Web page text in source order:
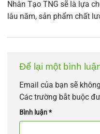
Nhân Tạo TNG sẽ là lựa
lâu năm, sản phẩm chất
Để lại một bình
Email của bạn sẽ
Các trường bắt buộc
Bình luận*